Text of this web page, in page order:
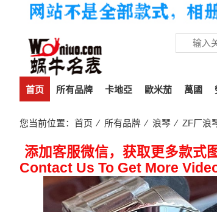
首页 所有品牌 卡地亞 歐米茄 萬國
您当前位置： 首页 ⁄ 所有品牌 ⁄ 浪琴 ⁄ ZF厂浪
添加客服微信，获取更多款式
Contact Us To Get More